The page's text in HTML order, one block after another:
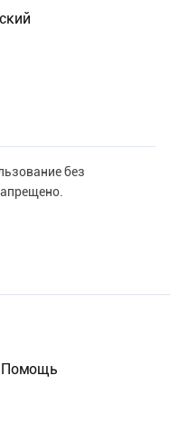
без
Помощь